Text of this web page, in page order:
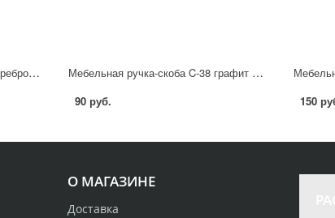
Мебельная ручка-скоба C-38 серебро 160 мм Мебельная ручка-скоба C-38 графит 160 мм
90 руб. 150
О МАГАЗИНЕ
Доставка